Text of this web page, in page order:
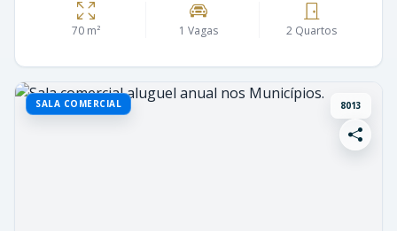
70 m² 1 Vagas 2 Quartos
SALA COMERCIAL 8013